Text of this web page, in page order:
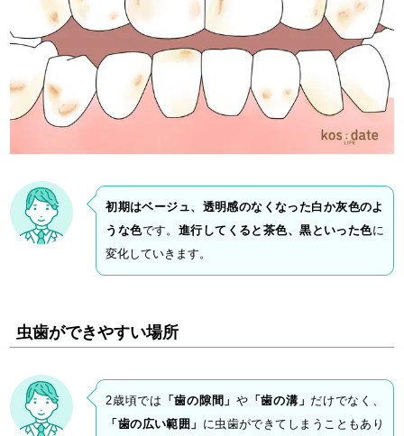
初期はベージュ、透明感のなくなった白か灰色のよ
うな色です。 進行してくると茶色、黒といった色に
変化していきます。
虫歯ができやすい場所
2歳頃では 「歯の隙間」や 「歯の溝」 だけでなく、
「歯の広い範囲」 に虫歯ができてしまうこともあり